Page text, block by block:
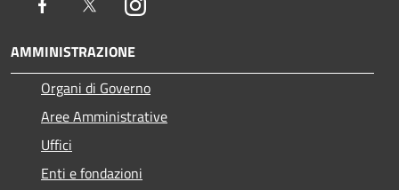
Facebook TwitterInstagram
AMMINISTRAZIONE
Organi di Governo
Aree Amministrative
Uffici
Enti e fondazioni